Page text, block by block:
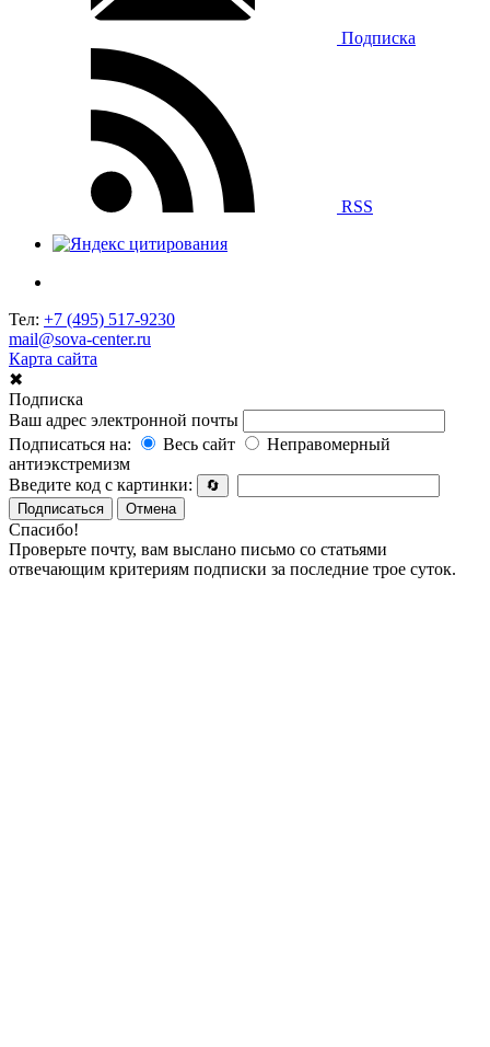
Подписка
RSS
Тел: +7 (495) 517-9230
mail@sova-center.ru
Карта сайта
✖
Подписка
Ваш адрес электронной почты
Подписаться на:
Весь сайт
Неправомерный
антиэкстремизм
Введите код с картинки:
🔄
Подписаться
Отмена
Спасибо!
Проверьте почту, вам выслано письмо со статьями
отвечающим критериям подписки за последние трое суток.